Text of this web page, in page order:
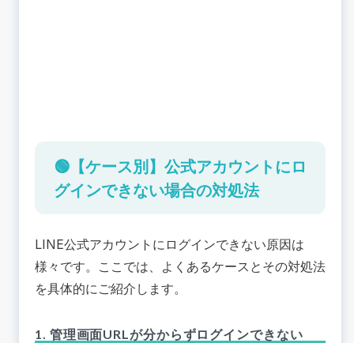
🟢【ケース別】公式アカウントにロ
グインできない場合の対処法
LINE公式アカウントにログインできない原因は
様々です。ここでは、よくあるケースとその対処法
を具体的にご紹介します。
1. 管理画面URLが分からずログインできない